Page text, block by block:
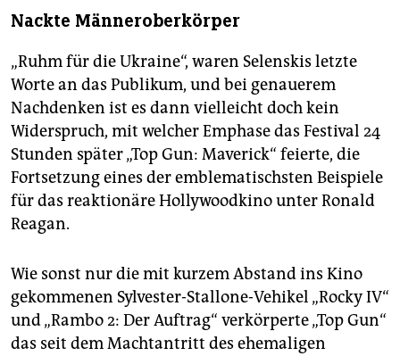
Nackte Männeroberkörper
„Ruhm für die Ukraine“, waren Selenskis letzte
Worte an das Publikum, und bei genaue­rem
Nachdenken ist es dann vielleicht doch kein
Widerspruch, mit welcher Emphase das Festival 24
Stunden später „Top Gun: Maverick“ feierte, die
Fortsetzung eines der emblematischsten Beispiele
für das reaktionäre Hollywoodkino unter Ronald
Reagan.
Wie sonst nur die mit kurzem Abstand ins Kino
gekommenen Sylvester-Stallone-Vehikel „Rocky IV“
und „Rambo 2: Der Auftrag“ verkörperte „Top Gun“
das seit dem Machtantritt des ehemaligen